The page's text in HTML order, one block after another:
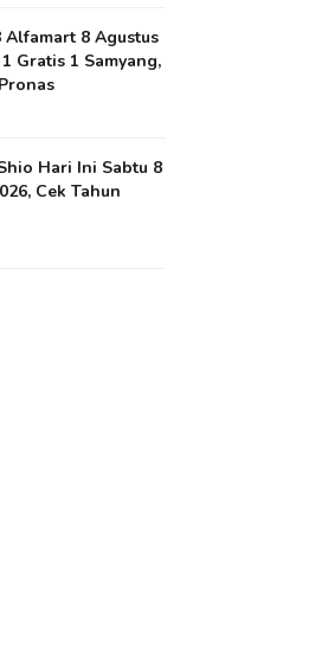
Alfamart 8 Agustus
Gratis 1 Samyang,
Hari Ini Sabtu 8
Cek Tahun